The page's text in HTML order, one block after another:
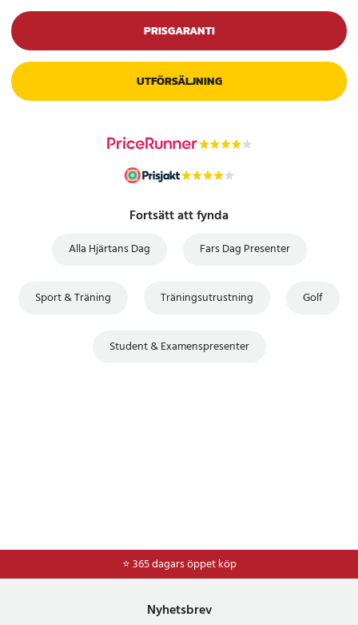
PRISGARANTI
UTFÖRSÄLJNING
Fortsätt att fynda
Alla Hjärtans Dag Fars Dag Presenter
Sport & Träning Träningsutrustning Golf
Student & Examenspresenter
⭐ 365 dagars öppet köp
⭐Frakt 49kr *
Nyhetsbrev